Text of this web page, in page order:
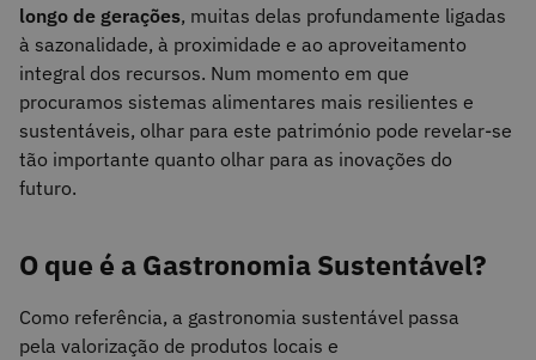
longo de gerações, muitas delas profundamente ligadas
à sazonalidade, à proximidade e ao aproveitamento
integral dos recursos. Num momento em que
procuramos sistemas alimentares mais resilientes e
sustentáveis, olhar para este património pode revelar-se
tão importante quanto olhar para as inovações do
futuro.
O que é a Gastronomia Sustentável?
Como referência, a gastronomia sustentável passa
pela valorização de produtos locais e